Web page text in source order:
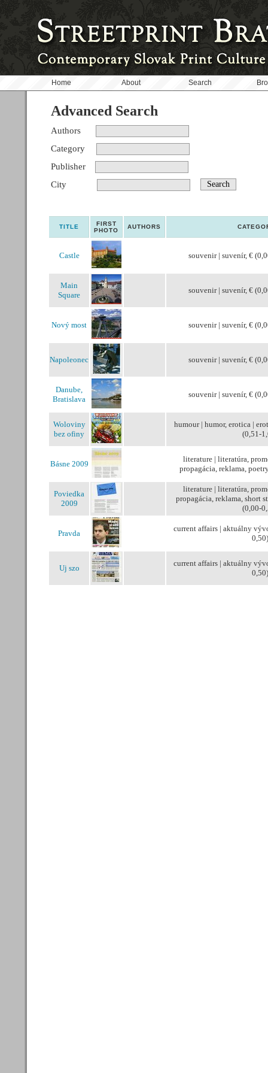
Home About Search
Advanced Search
Authors
Category
Publisher
City
TITLE
FIRST
PHOTO
AUTHORS
Castle souvenir | suvenír, €
Main
Square
souvenir | suvenír, €
Nový most souvenir | suvenír, €
Napoleonec souvenir | suvenír, €
Danube,
Bratislava
souvenir | suvenír, €
Woloviny
bez ofiny
humour | humor, erotica |
(0,51-
Básne 2009
literature | literatúra,
propagácia, reklama,
Poviedka
2009
literature | literatúra,
propagácia, reklama, short
(0,00-
Pravda
current affairs | aktuálny
0,50)
Uj szo
current affairs | aktuálny
0,50)